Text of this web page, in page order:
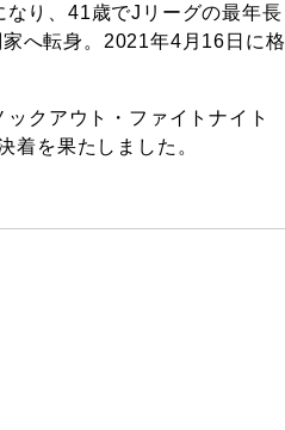
なり、41歳でJリーグの最年長
へ転身。2021年4月16日に格
クアウト・ファイトナイト
着を果たしました。